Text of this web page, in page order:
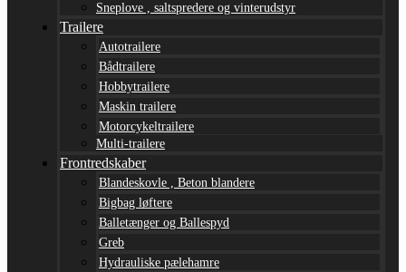
Sneplove , saltspredere og vinterudstyr
Trailere
Autotrailere
Bådtrailere
Hobbytrailere
Maskin trailere
Motorcykeltrailere
Multi-trailere
Frontredskaber
Blandeskovle , Beton blandere
Bigbag løftere
Balletænger og Ballespyd
Greb
Hydrauliske pælehamre